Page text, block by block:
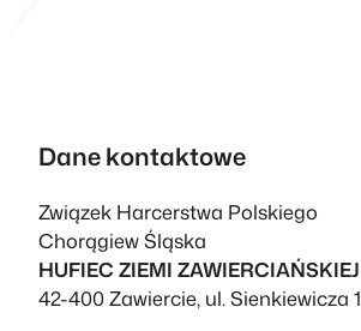
Dane kontaktowe
Związek Harcerstwa Polskiego
Chorągiew Śląska
HUFIEC ZIEMI ZAWIERCIAŃSKIEJ
42-400 Zawiercie, ul. Sienkiewicza 1